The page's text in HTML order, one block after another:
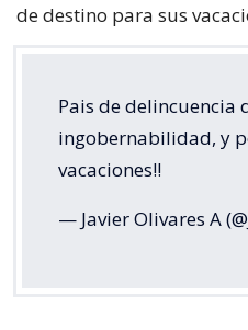
de destino para sus
Pais de delincuencia
ingobernabilidad, y
vacaciones!!
— Javier Olivares A